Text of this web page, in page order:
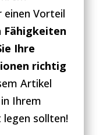
Vorteil
Fähigkeiten
Ihre
richtig
Artikel
Ihrem
sollten!